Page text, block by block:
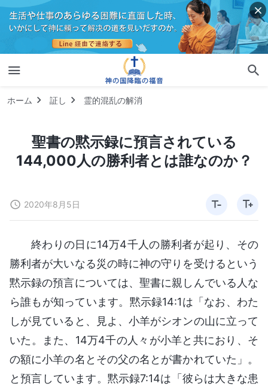
ホーム 証し 霊的混乱の解消
聖書の黙示録に預言されている
144,000人の勝利者とは誰なのか？
2020年8月5日
終わりの日に14万4千人の勝利者が起り、その
勝利者が大いなる災の時に神の守りを受けるという
黙示録の預言については、聖書に親しんでいる人な
ら誰もが知っています。黙示録14:1は「なお、わた
しが見ていると、見よ、小羊がシオンの山に立って
いた。また、14万4千の人々が小羊と共におり、そ
の額に小羊の名とその父の名とが書かれていた」。
と預言しています。黙示録7:14は「彼らは大きな患